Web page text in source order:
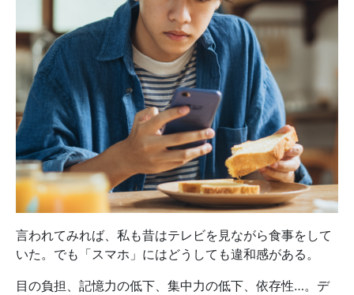
言われてみれば、私も昔はテレビを見ながら食事をして
いた。でも「スマホ」にはどうしても違和感がある。
目の負担、記憶力の低下、集中力の低下、依存性…。デ